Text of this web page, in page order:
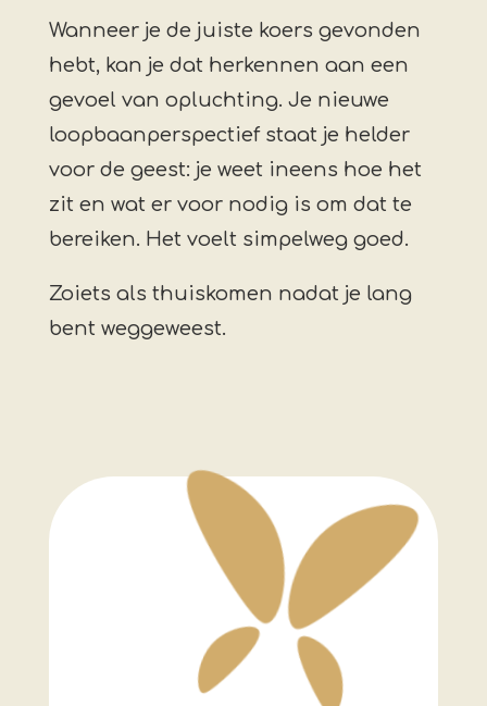
Wanneer je de juiste koers gevonden
hebt, kan je dat herkennen aan een
gevoel van opluchting. Je nieuwe
loopbaanperspectief staat je helder
voor de geest: je weet ineens hoe het
zit en wat er voor nodig is om dat te
bereiken. Het voelt simpelweg goed.
Zoiets als thuiskomen nadat je lang
bent weggeweest.